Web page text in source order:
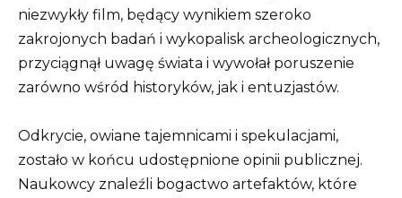
niezwykły film, będący wynikiem szeroko
zakrojonych badań i wykopalisk archeologicznych,
przyciągnął uwagę świata i wywołał poruszenie
zarówno wśród historyków, jak i entuzjastów.
Odkrycie, owiane tajemnicami i spekulacjami,
zostało w końcu udostępnione opinii publicznej.
Naukowcy znaleźli bogactwo artefaktów, które